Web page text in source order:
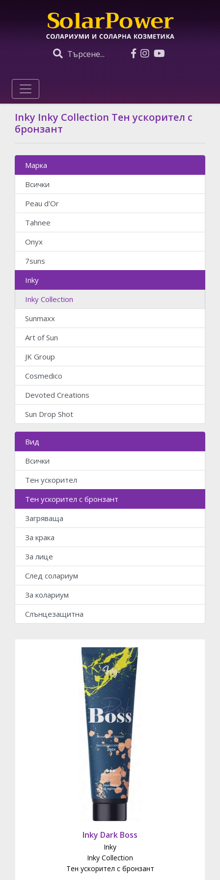
Търсене...
Inky Inky Collection Тен ускорител с
бронзант
Марка
Всички
Peau d'Or
Tahnee
Onyx
7suns
Inky
Inky Collection
Sunmaxx
Art of Sun
JK Group
Cosmedico
Devoted Creations
Sun Drop Shot
Вид
Всички
Тен ускорител
Тен ускорител с бронзант
Загряваща
За крака
За лице
След солариум
За колариум
Слънцезащитна
Inky Dark Boss
Inky
Inky Collection
Тен ускорител с бронзант